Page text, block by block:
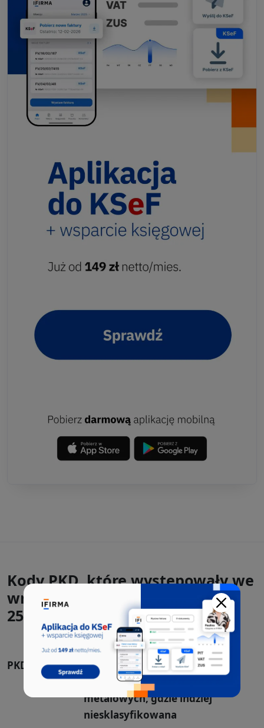
Kody PKD, które występowały we
wnioskach CEIDG-1 razem z
25.94.Z:
PKD 25.99.Z
Produkcja pozostałych
gotowych wyrobów
metalowych, gdzie indziej
niesklasyfikowana